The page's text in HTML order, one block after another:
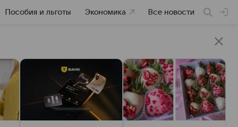
Пособия и льготы Экономика Все новости